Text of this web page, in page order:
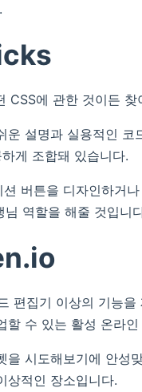
CSS에 관한 것이든
운 설명과 실용적인
게 조합돼 있습니다.
션 버튼을 디자인하거
역할을 해줄 것입니
편집기 이상의 기능
할 수 있는 활성 온라
을 시도해보기에 안성
상적인 장소입니다.